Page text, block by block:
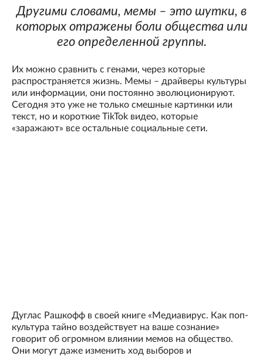
Другими словами, мемы – это шутки, в
которых отражены боли общества или
его определенной группы.
Их можно сравнить с генами, через которые
распространяется жизнь. Мемы – драйверы культуры
или информации, они постоянно эволюционируют.
Сегодня это уже не только смешные картинки или
текст, но и короткие TikTok видео, которые
«заражают» все остальные социальные сети.
Дуглас Рашкофф в своей книге «Медиавирус. Как поп-
культура тайно воздействует на ваше сознание»
говорит об огромном влиянии мемов на общество.
Они могут даже изменить ход выборов и